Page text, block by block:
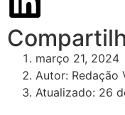
março 21, 2024
Autor: Redação
Atualizado: 26